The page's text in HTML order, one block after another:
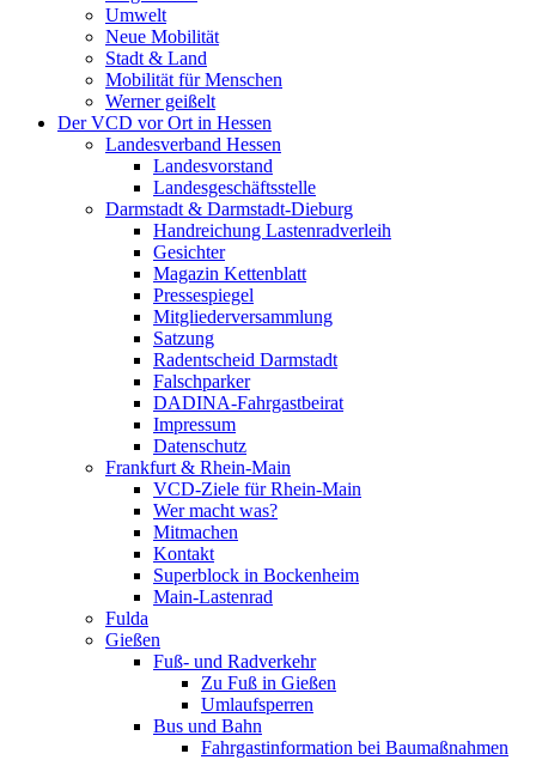
Umwelt
Neue Mobilität
Stadt & Land
Mobilität für Menschen
Werner geißelt
Der VCD vor Ort in Hessen
Landesverband Hessen
Landesvorstand
Landesgeschäftsstelle
Darmstadt & Darmstadt-Dieburg
Handreichung Lastenradverleih
Gesichter
Magazin Kettenblatt
Pressespiegel
Mitgliederversammlung
Satzung
Radentscheid Darmstadt
Falschparker
DADINA-Fahrgastbeirat
Impressum
Datenschutz
Frankfurt & Rhein-Main
VCD-Ziele für Rhein-Main
Wer macht was?
Mitmachen
Kontakt
Superblock in Bockenheim
Main-Lastenrad
Fulda
Gießen
Fuß- und Radverkehr
Zu Fuß in Gießen
Umlaufsperren
Bus und Bahn
Fahrgastinformation bei Baumaßnahmen